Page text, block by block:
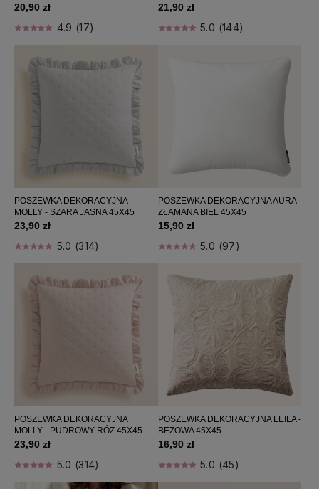
20,90 zł
4.9 (17)
21,90 zł
5.0 (144)
POSZEWKA DEKORACYJNA
MOLLY - SZARA JASNA 45X45
23,90 zł
5.0 (314)
POSZEWKA DEKORACYJNA AURA -
ZŁAMANA BIEL 45X45
15,90 zł
5.0 (97)
POSZEWKA DEKORACYJNA
MOLLY - PUDROWY RÓŻ 45X45
23,90 zł
5.0 (314)
POSZEWKA DEKORACYJNA LEILA -
BEŻOWA 45X45
16,90 zł
5.0 (45)